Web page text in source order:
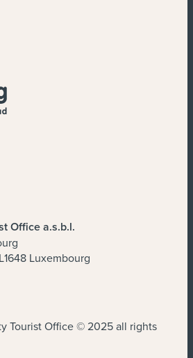
Office a.s.b.l.
Luxembourg
Tourist Office © 2025 all rights